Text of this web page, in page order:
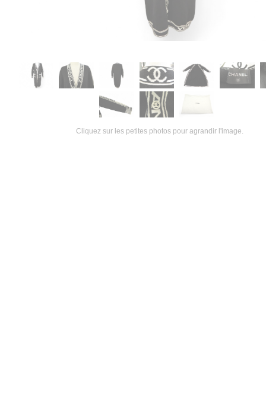
Cliquez sur les petites photos pour agrandir l'image.